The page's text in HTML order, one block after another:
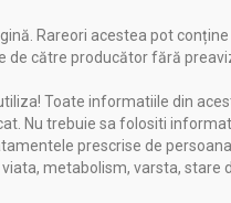
Rareori acestea pot
către producător fără
Toate informatiile din
Nu trebuie sa folositi
prescrise de
metabolism, varsta, stare